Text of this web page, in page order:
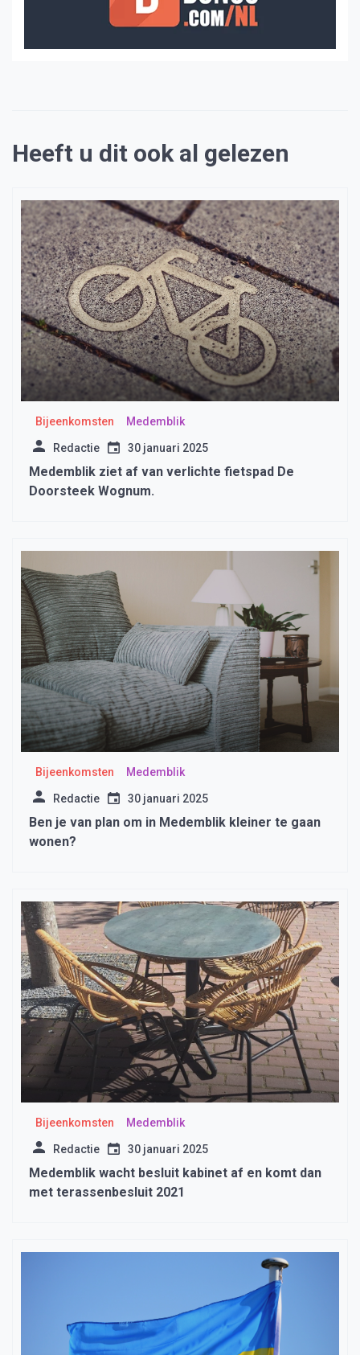
Heeft u dit ook al gelezen
Bijeenkomsten Medemblik
Redactie 30 januari 2025
Medemblik ziet af van verlichte fietspad De
Doorsteek Wognum.
Bijeenkomsten Medemblik
Redactie 30 januari 2025
Ben je van plan om in Medemblik kleiner te gaan
wonen?
Bijeenkomsten Medemblik
Redactie 30 januari 2025
Medemblik wacht besluit kabinet af en komt dan
met terassenbesluit 2021